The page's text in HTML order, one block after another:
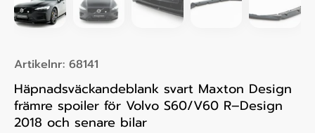
Artikelnr: 68141
Häpnadsväckandeblank svart Maxton Design
främre spoiler för Volvo S60/V60 R–Design
2018 och senare bilar